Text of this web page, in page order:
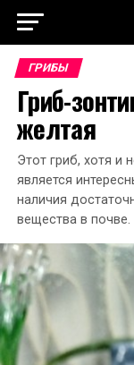
ГРИБЫ
Гриб-
желтая
Этот гриб, хотя и
является
наличия
вещества в почве.